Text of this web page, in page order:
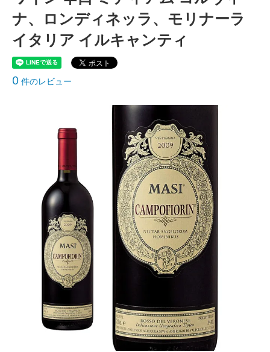
ナ、ロンディネッラ、モリナーラ
イタリア イルキャンティ
0 件のレビュー